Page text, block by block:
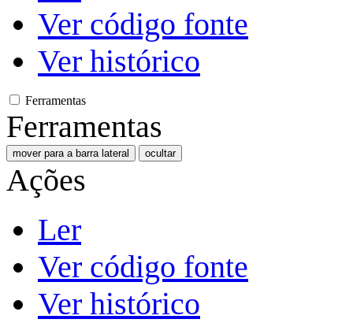
Ver código fonte
Ver histórico
Ferramentas
Ferramentas
mover para a barra lateral ocultar
Ações
Ler
Ver código fonte
Ver histórico